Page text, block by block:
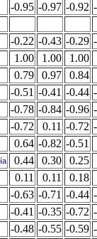
-0.95 -0.97 -0.92
-0.22 -0.43 -0.29
1.00 1.00 1.00
0.79 0.97 0.84
-0.51 -0.41 -0.44
-0.78 -0.84 -0.96
-0.72 0.11 -0.72
0.64 -0.82 -0.51
0.44 0.30 0.25
0.11 0.11 0.18
-0.63 -0.71 -0.44
-0.41 -0.35 -0.72
-0.48 -0.55 -0.59